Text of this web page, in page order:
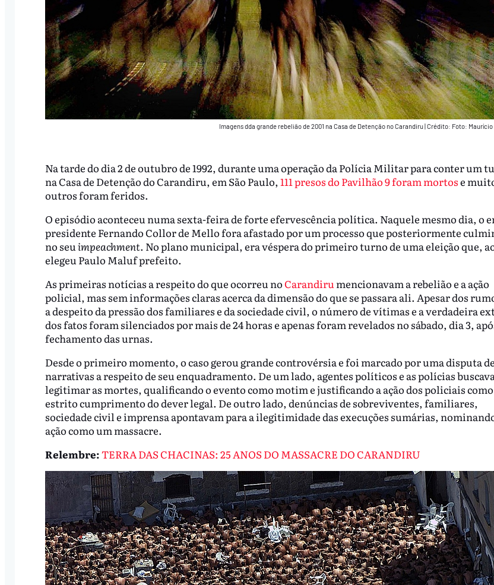
Imagens dda grande rebelião de 2001 na Casa de Detenção no Carandiru|Crédito: Foto: Maurício
Na tarde do dia 2 de outubro de 1992, durante uma operação da Polícia Militar para conter um
na Casa de Detenção do Carandiru, em São Paulo, 111 presos do Pavilhão 9 foram mortose
outros foram feridos.
O episódio aconteceu numa sexta-feira de forte efervescência política. Naquele mesmo dia, o
presidente Fernando Collor de Mello fora afastado por um processo que posteriormente
no seuimpeachment. No plano municipal, era véspera do primeiro turno de uma eleição que,
elegeu Paulo Maluf prefeito.
As primeiras notícias a respeito do que ocorreu noCarandirumencionavam a rebelião e a ação
policial, mas sem informações claras acerca da dimensão do que se passara ali. Apesar dos
a despeito da pressão dos familiares e da sociedade civil, o número de vítimas e a verdadeira
dos fatos foram silenciados por mais de 24 horas e apenas foram revelados no sábado, dia 3,
fechamento das urnas.
Desde o primeiro momento, o caso gerou grande controvérsia e foi marcado por uma disputa de
narrativas a respeito de seu enquadramento. De um lado, agentes políticos e as polícias
legitimar as mortes, qualificando o evento como motim e justificando a ação dos policiais como
estrito cumprimento do dever legal. De outro lado, denúncias de sobreviventes, familiares,
sociedade civil e imprensa apontavam para a ilegitimidade das execuções sumárias,
ação como um massacre.
Relembre:TERRA DAS CHACINAS: 25 ANOS DO MASSACRE DO CARANDIRU